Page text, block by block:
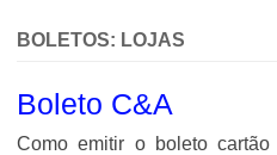
BOLETOS: LOJAS
Boleto C&A
Como emitir o boleto